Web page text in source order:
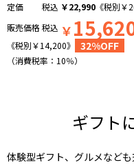
税込 ￥22,990 《税別￥
販売価格税込 ￥
《税別￥14,200》 32%OFF
（消費税率： 10％）
ギフト
体験型ギフト、グルメなど